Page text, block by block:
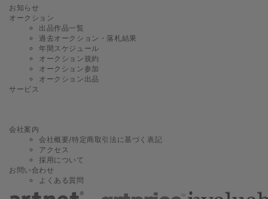
お知らせ
オークション
出品作品一覧
過去オークション・落札結果
年間スケジュール
オークション規約
オークション参加
オークション出品
サービス
会社案内
会社概要/特定商取引法に基づく表記
アクセス
採用について
お問い合わせ
よくある質問